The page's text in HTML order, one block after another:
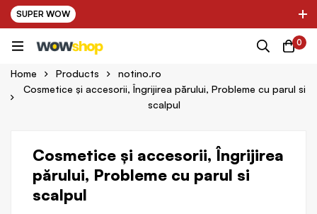
SUPER WOW
✌ Nou! Ultimii parteneri adaugati in platforma:
Farma ✌
0
Home Products
notino.ro
Cosmetice și accesorii, Îngrijirea părului, Probleme cu parul si
scalpul
Cosmetice și accesorii, Îngrijirea
părului, Probleme cu parul si
scalpul